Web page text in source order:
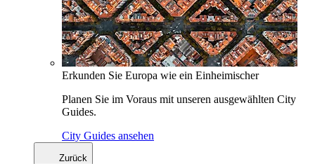
Erkunden Sie Europa wie ein Einheimischer
Planen Sie im Voraus mit unseren ausgewählten City
Guides.
City Guides ansehen
Zurück